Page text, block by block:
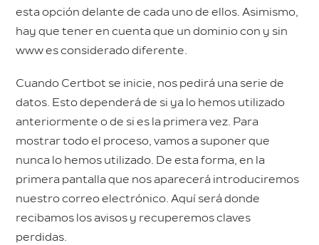
esta opción delante de cada uno de ellos. Asimismo,
hay que tener en cuenta que un dominio con y sin
www es considerado diferente.
Cuando Certbot se inicie, nos pedirá una serie de
datos. Esto dependerá de si ya lo hemos utilizado
anteriormente o de si es la primera vez. Para
mostrar todo el proceso, vamos a suponer que
nunca lo hemos utilizado. De esta forma, en la
primera pantalla que nos aparecerá introduciremos
nuestro correo electrónico. Aquí será donde
recibamos los avisos y recuperemos claves
perdidas.